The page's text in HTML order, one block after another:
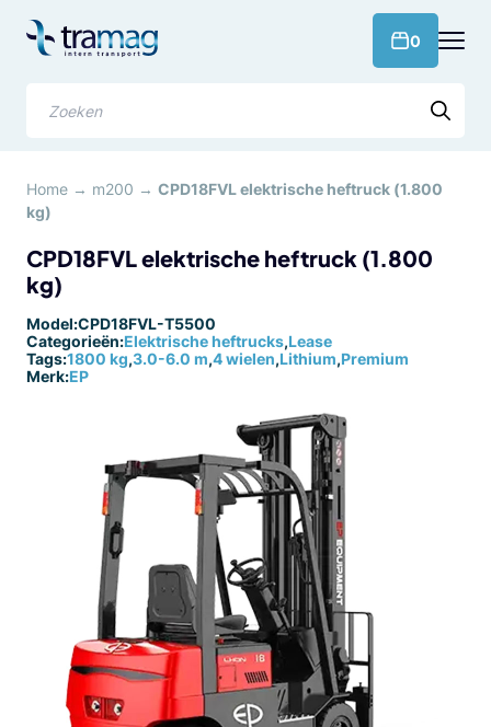
naar
0
Home → m200 → CPD18FVL elektrische heftruck (1.800
kg)
CPD18FVL elektrische heftruck (1.800
kg)
Model:CPD18FVL-T5500
Categorieën:Elektrische heftrucks,Lease
Tags:1800 kg,3.0-6.0 m,4 wielen,Lithium,Premium
Merk:EP